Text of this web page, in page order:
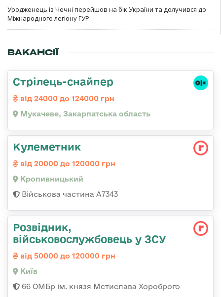
Уродженець із Чечні перейшов на бік України та долучився до
Міжнародного легіону ГУР.
ВАКАНСІЇ
Стрілець-снайпер
від 24000 до 124000 грн
Мукачеве, Закарпатська область
Кулеметник
від 20000 до 120000 грн
Кропивницький
Військова частина А7343
Розвідник,
військовослужбовець у ЗСУ
від 50000 до 120000 грн
Київ
66 ОМБр ім. князя Мстислава Хороброго